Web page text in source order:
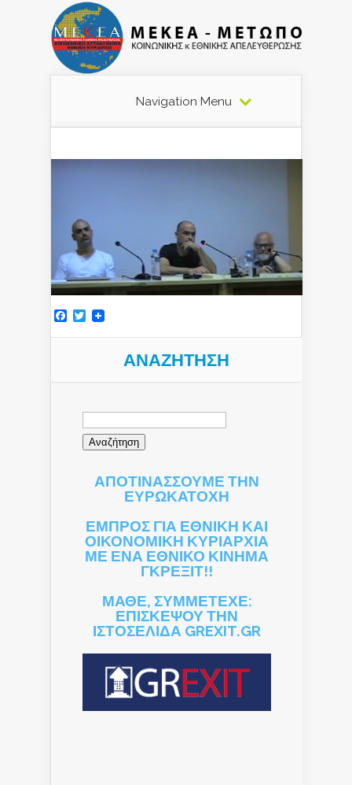
Navigation Menu
Facebook
Twitter
ΑΝΑΖΉΤΗΣΗ
Αναζήτηση
ΑΠΟΤΙΝΑΣΣΟΥΜΕ ΤΗΝ
ΕΥΡΩΚΑΤΟΧΗ
ΕΜΠΡΟΣ ΓΙΑ ΕΘΝΙΚΗ ΚΑΙ
ΟΙΚΟΝΟΜΙΚΗ ΚΥΡΙΑΡΧΙΑ
ΜΕ ΕΝΑ ΕΘΝΙΚΟ ΚΙΝΗΜΑ
ΓΚΡΕΞΙΤ!!
ΜΑΘΕ, ΣΥΜΜΕΤΕΧΕ:
ΕΠΙΣΚΕΨΟΥ ΤΗΝ
ΙΣΤΟΣΕΛΙΔΑ GREXIT.GR